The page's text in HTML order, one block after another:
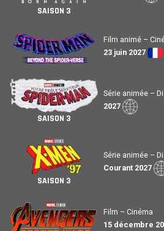
SAISON 3
Film animé –
23 juin 2027
SAISON 3
Série animée –
2027
SAISON 3
Série animée –
Courant 2027
Film – Cinéma
15 décembre